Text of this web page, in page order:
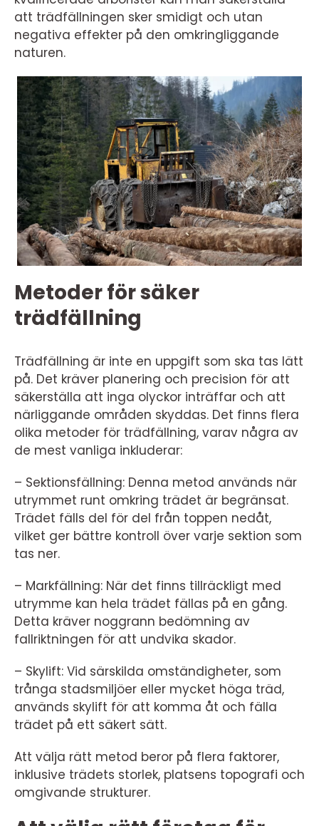
att trädfällningen sker smidigt och utan
negativa effekter på den omkringliggande
naturen.
Metoder för säker
trädfällning
Trädfällning är inte en uppgift som ska tas lätt
på. Det kräver planering och precision för att
säkerställa att inga olyckor inträffar och att
närliggande områden skyddas. Det finns flera
olika metoder för trädfällning, varav några av
de mest vanliga inkluderar:
– Sektionsfällning: Denna metod används när
utrymmet runt omkring trädet är begränsat.
Trädet fälls del för del från toppen nedåt,
vilket ger bättre kontroll över varje sektion som
tas ner.
– Markfällning: När det finns tillräckligt med
utrymme kan hela trädet fällas på en gång.
Detta kräver noggrann bedömning av
fallriktningen för att undvika skador.
– Skylift: Vid särskilda omständigheter, som
trånga stadsmiljöer eller mycket höga träd,
används skylift för att komma åt och fälla
trädet på ett säkert sätt.
Att välja rätt metod beror på flera faktorer,
inklusive trädets storlek, platsens topografi och
omgivande strukturer.